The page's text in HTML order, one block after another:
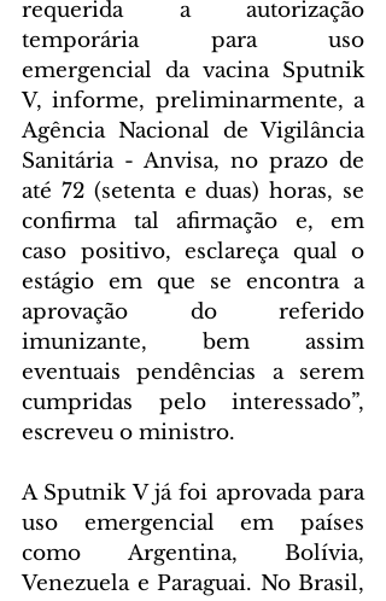
requerida a autorização
temporária para uso
emergencial da vacina Sputnik
V, informe, preliminarmente, a
Agência Nacional de Vigilância
Sanitária - Anvisa, no prazo de
até 72 (setenta e duas) horas, se
confirma tal afirmação e, em
caso positivo, esclareça qual o
estágio em que se encontra a
aprovação do referido
imunizante, bem assim
eventuais pendências a serem
cumpridas pelo interessado”,
escreveu o ministro.
A Sputnik V já foi aprovada para
uso emergencial em países
como Argentina, Bolívia,
Venezuela e Paraguai. No Brasil,